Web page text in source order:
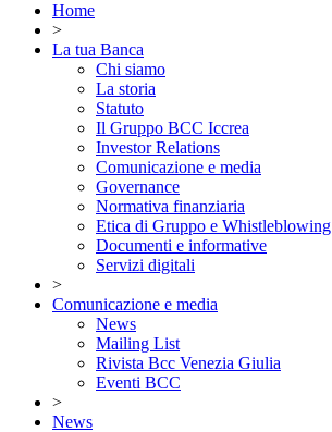
Home
>
La tua Banca
Chi siamo
La storia
Statuto
Il Gruppo BCC Iccrea
Investor Relations
Comunicazione e media
Governance
Normativa finanziaria
Etica di Gruppo e Whistleblowing
Documenti e informative
Servizi digitali
>
Comunicazione e media
News
Mailing List
Rivista Bcc Venezia Giulia
Eventi BCC
>
News